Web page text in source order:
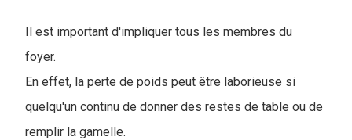
Il est important d'impliquer tous les membres du
foyer.
En effet, la perte de poids peut être laborieuse si
quelqu'un continu de donner des restes de table ou de
remplir la gamelle.